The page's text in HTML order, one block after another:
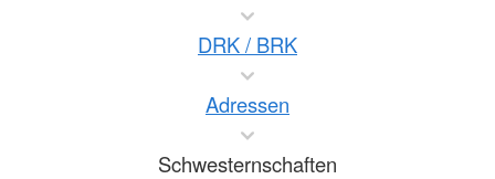
DRK / BRK
Adressen
Schwesternschaften